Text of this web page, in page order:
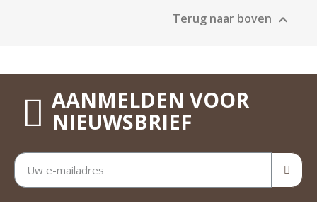
Terug naar boven 
AANMELDEN VOOR
NIEUWSBRIEF